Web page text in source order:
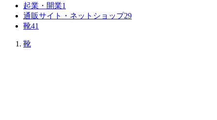
起業・開業1
通販サイト・ネットショップ29
靴41
靴